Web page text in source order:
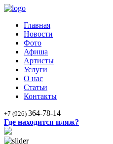
Главная
Новости
Фото
Афиша
Артисты
Услуги
О нас
Статьи
Контакты
+7 (926) 364-78-14
Где находится пляж?